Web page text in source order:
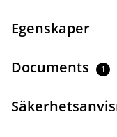
Egenskaper
Documents 1